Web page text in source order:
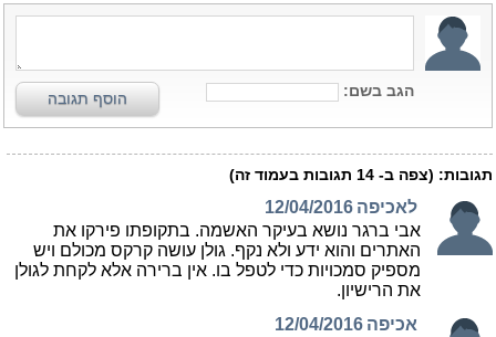
הגב בשם: הוסף תגובה
תגובות: (צפה ב- 14 תגובות בעמוד זה)
לאכיפה 12/04/2016
אבי ברגר נושא בעיקר האשמה. בתקופתו פירקו את
האתרים והוא ידע ולא נקף. גולן עושה קרקס מכולם ויש
מספיק סמכויות כדי לטפל בו. אין ברירה אלא לקחת לגולן
את הרישיון.
אכיפה 12/04/2016